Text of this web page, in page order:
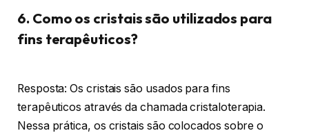
6. Como os cristais são utilizados para
fins terapêuticos?
Resposta: Os cristais são usados para fins
terapêuticos através da chamada cristaloterapia.
Nessa prática, os cristais são colocados sobre o